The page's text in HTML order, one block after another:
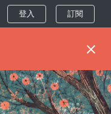
登入 訂閱